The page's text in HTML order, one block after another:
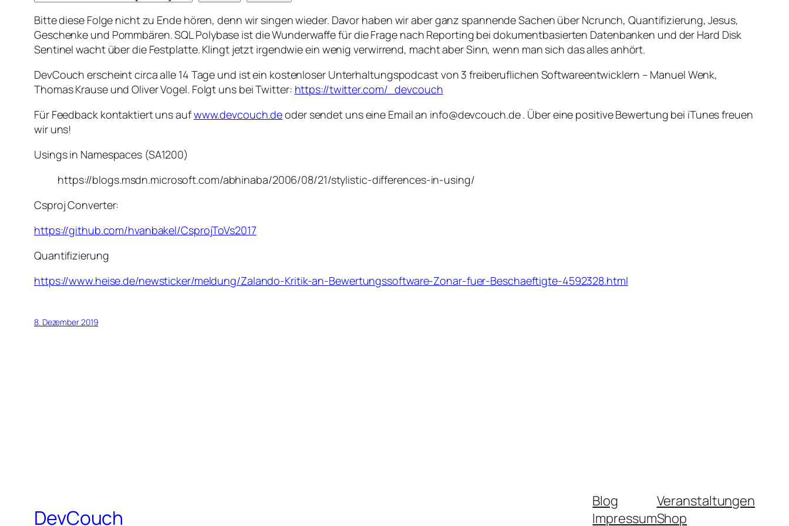
Bitte diese Folge nicht zu Ende hören, denn wir singen wieder. Davor haben wir aber ganz spannende Sachen über Ncrunch, Quantifizierung, Jesus,
Geschenke und Pommbären. SQL Polybase ist die Wunderwaffe für die Frage nach Reporting bei dokumentbasierten Datenbanken und der Hard Disk
Sentinel wacht über die Festplatte. Klingt jetzt irgendwie ein wenig verwirrend, macht aber Sinn, wenn man sich das alles anhört.
DevCouch erscheint circa alle 14 Tage und ist ein kostenloser Unterhaltungspodcast von 3 freiberuflichen Softwareentwicklern – Manuel Wenk,
Thomas Krause und Oliver Vogel. Folgt uns bei Twitter: https://twitter.com/_devcouch
Für Feedback kontaktiert uns aufwww.devcouch.deoder sendet uns eine Email an info@devcouch.de . Über eine positive Bewertung bei iTunes freuen
wir uns!
Usings in Namespaces (SA1200)
https://blogs.msdn.microsoft.com/abhinaba/2006/08/21/stylistic-differences-in-using/
Csproj Converter:
https://github.com/hvanbakel/CsprojToVs2017
Quantifizierung
https://www.heise.de/newsticker/meldung/Zalando-Kritik-an-Bewertungssoftware-Zonar-fuer-Beschaeftigte-4592328.html
8. Dezember 2019
DevCouch
Blog
Impressum
Veranstaltungen
Shop